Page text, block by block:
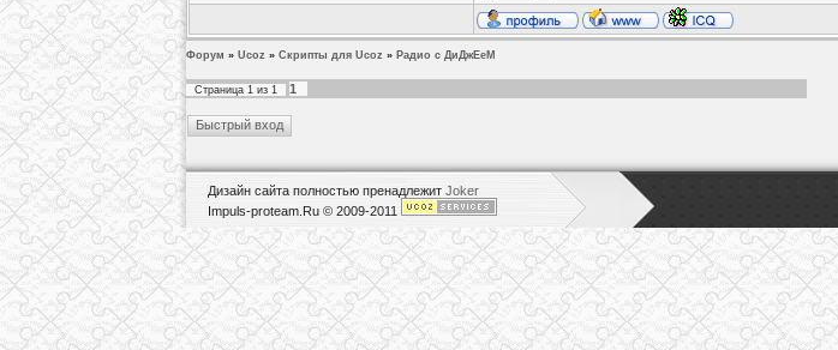
Форум » Ucoz » Скрипты для Ucoz » Радио с ДиДжЕеМ
Страница 1 из 1 1
Дизайн сайта полностью пренадлежит Joker
Impuls-proteam.Ru © 2009-2011